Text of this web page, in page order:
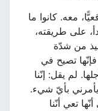
معه. كانوا ما
على طريقته،
من شدّة
تصيح في
لم يقل: إنّنا
بأيّ شيء.
تعي أنّنا